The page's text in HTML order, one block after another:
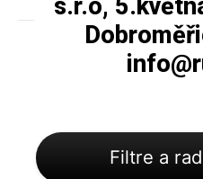
s.r.o,
Filtre a